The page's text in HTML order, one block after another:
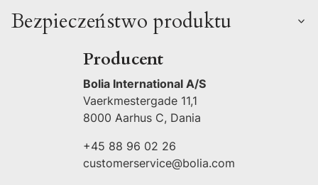
Bezpieczeństwo produktu
Producent
Bolia International A/S
Vaerkmestergade 11,1
8000 Aarhus C, Dania
+45 88 96 02 26
customerservice@bolia.com